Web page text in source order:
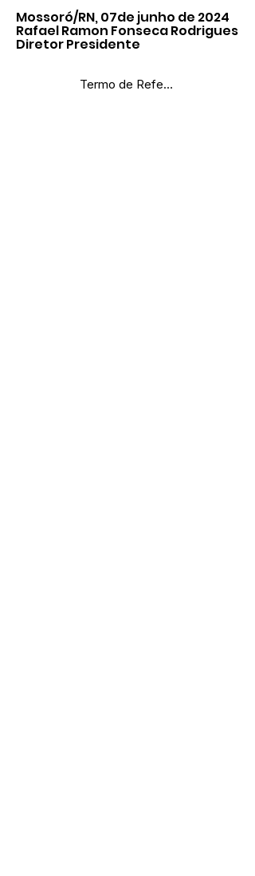
Mossoró/RN, 07de junho de 2024
Rafael Ramon Fonseca Rodrigues
Diretor Presidente
Termo de Referência